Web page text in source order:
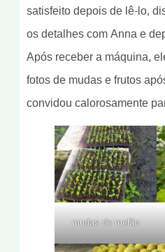
satisfeito depois de lê-lo,
os detalhes com Anna e
Após receber a máquina,
fotos de mudas e frutos
convidou calorosamente
mudas de melão